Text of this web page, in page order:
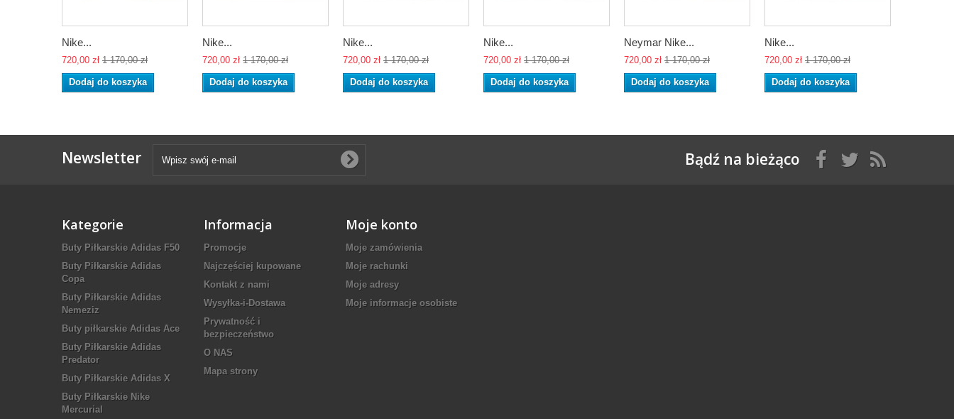
Nike...
720,00 zł 1 170,00 zł
Dodaj do koszyka
Nike...
720,00 zł 1 170,00 zł
Dodaj do koszyka
Nike...
720,00 zł 1 170,00 zł
Dodaj do koszyka
Nike...
720,00 zł 1 170,00 zł
Dodaj do koszyka
Neymar Nike...
720,00 zł 1 170,00 zł
Dodaj do koszyka
Nike...
720,00 zł 1 170,00 zł
Dodaj do koszyka
Newsletter Bądź na bieżąco
Kategorie
Buty Piłkarskie Adidas F50
Buty Piłkarskie Adidas
Copa
Buty Piłkarskie Adidas
Nemeziz
Buty piłkarskie Adidas Ace
Buty Piłkarskie Adidas
Predator
Buty Piłkarskie Adidas X
Buty Piłkarskie Nike
Mercurial
Informacja
Promocje
Najczęściej kupowane
Kontakt z nami
Wysyłka-i-Dostawa
Prywatność i
bezpieczeństwo
O NAS
Mapa strony
Moje konto
Moje zamówienia
Moje rachunki
Moje adresy
Moje informacje osobiste